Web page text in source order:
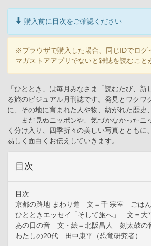
購入前に目次をご確認ください
※ブラウザで購入した場合、同じIDでログ
マガストアアプリでないと雑誌を読むこと
「ひととき」は毎月みなさま「読むたび、新
る旅のビジュアル月刊誌です。発見とワクワ
に、その地に育まれた人や物、紡がれた歴史
――まだ見ぬニッポンや、気づかなかったニ
く分け入り、四季折々の美しい写真とともに
易しく面白くお伝えしていきます。
目次
目次
京都の路地 まわり道 文＝千 宗室 ごはん
ひとときエッセイ「そして旅へ」 文＝
あの日の音 文・絵＝北阪昌人 刻太鼓の
わたしの20代 田中康平（恐竜研究者）